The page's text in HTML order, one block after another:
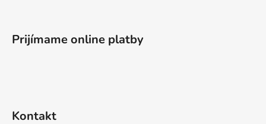
Prijímame online platby
Kontakt